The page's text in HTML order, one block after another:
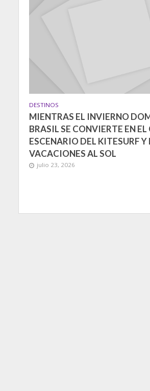
DESTINOS
MIENTRAS EL INVIERNO
BRASIL SE CONVIERTE EN EL
ESCENARIO DEL KITESURF Y
VACACIONES AL SOL
julio 23, 2026